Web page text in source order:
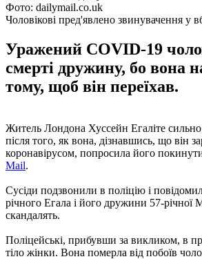
Фото: dailymail.co.uk
Чоловікові пред'явлено звинувачення у
Уражений COVID-19
смерті дружину, бо вона
тому, щоб він переїхав.
Житель Лондона Хуссейн Егаліте
після того, як вона, дізнавшись, що він
коронавірусом, попросила його
Mail.
Сусіди подзвонили в поліцію і
річного Егала і його дружини 57-річної
скандалять.
Поліцейські, прибувши за викликом, в
тіло жінки. Вона померла від побоїв